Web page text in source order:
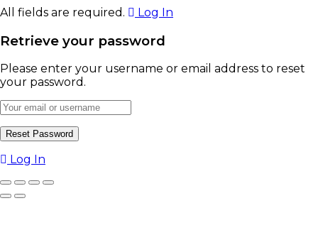
All fields are required. Log In
Retrieve your password
Please enter your username or email address to reset
your password.
Log In